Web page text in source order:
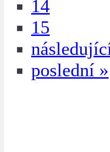
14
15
poslední »